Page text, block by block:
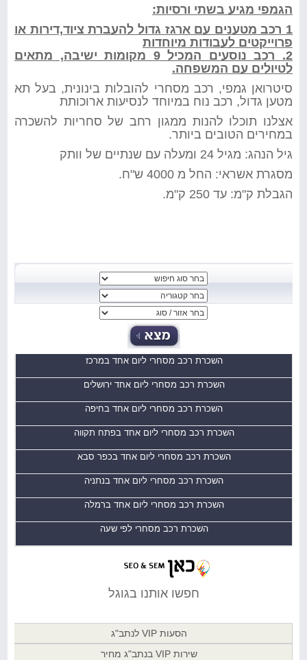
הגמפי מגיע בשתי ורסיות:
1 רכב מטענים עם ארגז גדול להעברת ציוד,דירות או
פרוייקטים לעבודות מיוחדות
2. רכב נוסעים המכיל 9 מקומות ישיבה, מתאים
לטיולים עם המשפחה.
סיטרואן גמפי, רכב מסחרי להובלות בינונית, בעל תא
מטען גדול, רכב נוח במיוחד לנסיעות ארוכותת
אצלנו תוכלו להנות ממגון רחב של סחריות להשכרה
במחירים הטובים ביותר.
גיל הנהג: מגיל 24 ומעלה עם שנתיים של וותק
מסגרת אשראי: החל מ 4000 ש"ח.
הגבלת ק"מ: עד 250 ק"מ.
השכרת רכב מסחרי ליום אחד במרכז
השכרת רכב מסחרי ליום אחד ירושלים
השכרת רכב מסחרי ליום אחד בחיפה
השכרת רכב מסחרי ליום אחד בפתח תקווה
השכרת רכב מסחרי ליום אחד בכפר סבא
השכרת רכב מסחרי ליום אחד בנתניה
השכרת רכב מסחרי ליום אחד ברמלה
השכרת רכב מסחרי לפי שעה
חפשו אותנו בגוגל
הסעות VIP לנתב"ג
שירות VIP בנתב"ג מחיר